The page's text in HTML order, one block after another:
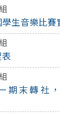
生音樂比賽
期末轉社